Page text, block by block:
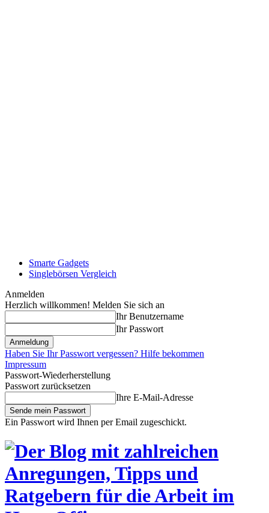
Smarte Gadgets
Singlebörsen Vergleich
Anmelden
Herzlich willkommen! Melden Sie sich an
Ihr Benutzername
Ihr Passwort
Haben Sie Ihr Passwort vergessen? Hilfe bekommen
Impressum
Passwort-Wiederherstellung
Passwort zurücksetzen
Ihre E-Mail-Adresse
Ein Passwort wird Ihnen per Email zugeschickt.